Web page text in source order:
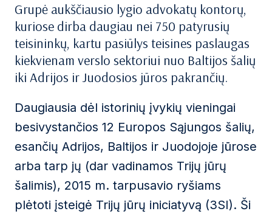
Grupė aukščiausio lygio advokatų kontorų,
kuriose dirba daugiau nei 750 patyrusių
teisininkų, kartu pasiūlys teisines paslaugas
kiekvienam verslo sektoriui nuo ​​Baltijos šalių
iki Adrijos ir Juodosios jūros pakrančių.
Daugiausia dėl istorinių įvykių vieningai
besivystančios 12 Europos Sąjungos šalių,
esančių Adrijos, Baltijos ir Juodojoje jūrose
arba tarp jų (dar vadinamos Trijų jūrų
šalimis), 2015 m. tarpusavio ryšiams
plėtoti įsteigė Trijų jūrų iniciatyvą (3SI). Ši